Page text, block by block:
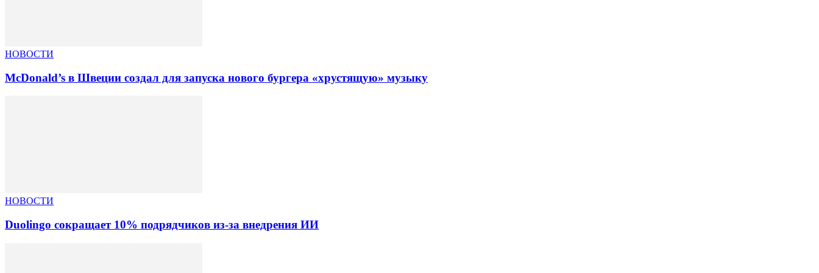
НОВОСТИ
McDonald’s в Швеции создал для запуска нового бургера «хрустящую» музыку
НОВОСТИ
Duolingo сокращает 10% подрядчиков из-за внедрения ИИ